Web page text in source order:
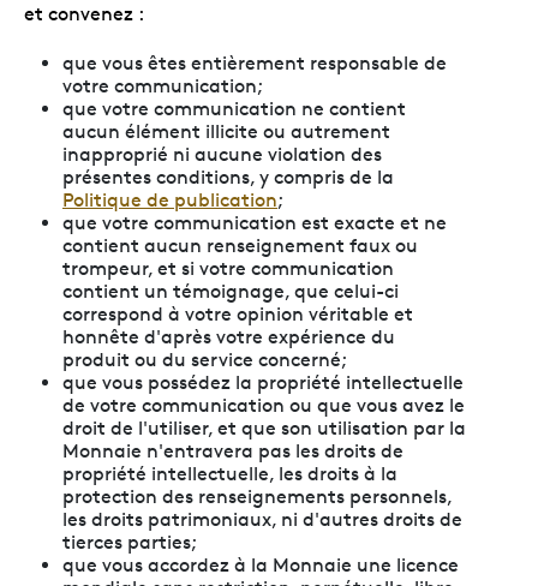
et convenez :
que vous êtes entièrement responsable de
votre communication;
que votre communication ne contient
aucun élément illicite ou autrement
inapproprié ni aucune violation des
présentes conditions, y compris de la
Politique de publication;
que votre communication est exacte et ne
contient aucun renseignement faux ou
trompeur, et si votre communication
contient un témoignage, que celui-ci
correspond à votre opinion véritable et
honnête d'après votre expérience du
produit ou du service concerné;
que vous possédez la propriété intellectuelle
de votre communication ou que vous avez le
droit de l'utiliser, et que son utilisation par la
Monnaie n'entravera pas les droits de
propriété intellectuelle, les droits à la
protection des renseignements personnels,
les droits patrimoniaux, ni d'autres droits de
tierces parties;
que vous accordez à la Monnaie une licence